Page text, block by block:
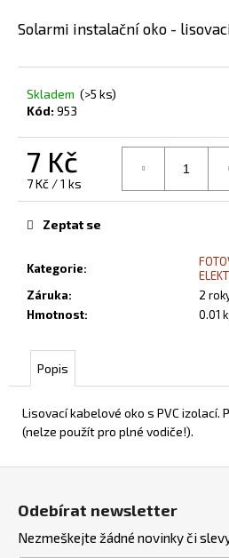
Solarmi instalační oko -
Skladem (>5 ks)
Kód:953
7 Kč
Měrná
cena:
7 Kč / 1 ks
Kategorie:
Záruka:
2
Hmotnost: 0.01
Zeptat se
Popis
Lisovací kabelové oko s PVC izolací.
(nelze použít pro plné vodiče!).
a
í
t
?
HLEDAT
D
o
p
u
u
e
e
Odebírat newsletter
Nezmeškejte žádné novinky či